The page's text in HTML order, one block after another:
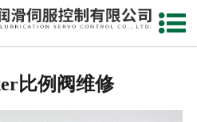
网站首页
比例阀维修